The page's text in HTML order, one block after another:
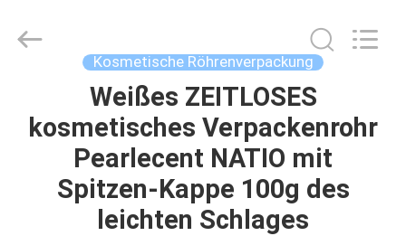
PRODUKTE
TUBES(SHANG
HAI)CO.,LTD.
Kosmetische Röhrenverpackung
Weißes ZEITLOSES
kosmetisches Verpackenrohr
Pearlecent NATIO mit
Spitzen-Kappe 100g des
leichten Schlages